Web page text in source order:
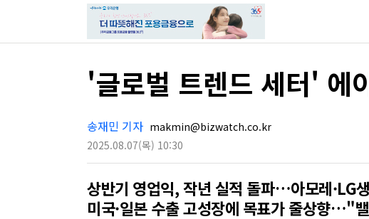
'글로벌 트렌드 세터' 에
송재민 기자 makmin@bizwatch.co.kr
2025.08.07(목) 10:30
상반기 영업익, 작년 실적 돌파…아모레·LG
미국·일본 수출 고성장에 목표가 줄상향…"